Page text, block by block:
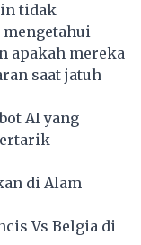
tidak
apakah mereka
saat jatuh
AI yang
di Alam
Vs Belgia di